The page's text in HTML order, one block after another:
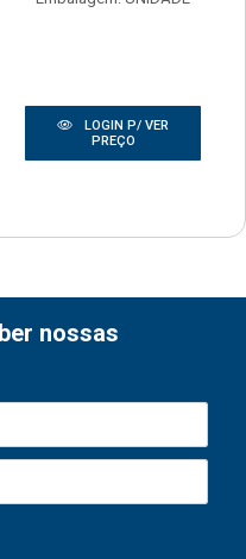
LOGIN P/ VER
PREÇO
nossas